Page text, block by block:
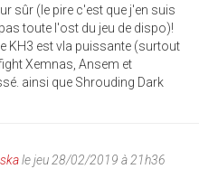
sûr (le pire c'est que j'en suis
toute l'ost du jeu de dispo)!
KH3 est vla puissante (surtout
Xemnas, Ansem et
ainsi que Shrouding Dark
le jeu 28/02/2019 à 21h36